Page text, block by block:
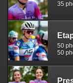
35
50
50